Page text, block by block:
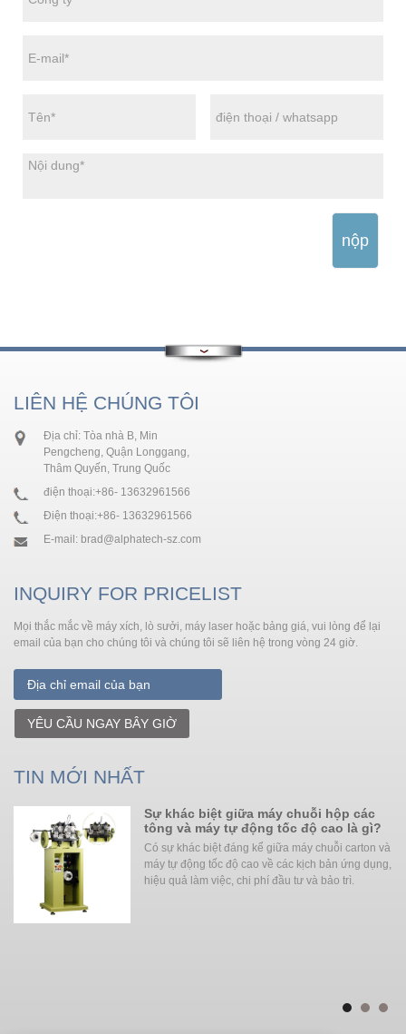
nộp
LIÊN HỆ CHÚNG TÔI
Địa chỉ: Tòa nhà B, Min
Pengcheng, Quận Longgang,
Thâm Quyến, Trung Quốc
điện thoại:+86- 13632961566
Điện thoại:+86- 13632961566
E-mail: brad@alphatech-sz.com
INQUIRY FOR PRICELIST
Mọi thắc mắc về máy xích, lò sưởi, máy laser hoặc bảng giá, vui lòng để lại
email của bạn cho chúng tôi và chúng tôi sẽ liên hệ trong vòng 24 giờ.
YÊU CẦU NGAY BÂY GIỜ
TIN MỚI NHẤT
Sự khác biệt giữa máy chuỗi hộp các
tông và máy tự động tốc độ cao là gì?
Có sự khác biệt đáng kể giữa máy chuỗi carton và
máy tự động tốc độ cao về các kịch bản ứng dụng,
hiệu quả làm việc, chi phí đầu tư và bảo trì. ‌‌